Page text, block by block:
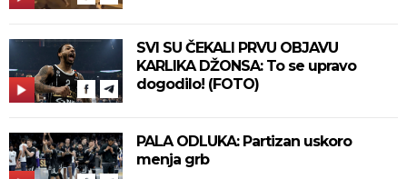
SVI SU ČEKALI PRVU OBJAVU
KARLIKA DŽONSA: To se upravo
dogodilo! (FOTO)
PALA ODLUKA: Partizan uskoro
menja grb